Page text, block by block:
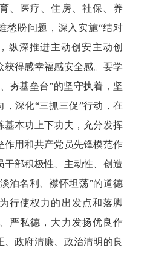
、医疗、住房、社保、养
愁盼问题，深入实施“结对
纵深推进主动创安主动创
获得感幸福感安全感。要学
夯基垒台”的坚守执着，坚
，深化“三抓三促”行动，在
基本功上下功夫，充分发挥
作用和共产党员先锋模范作
干部积极性、主动性、创造
泊名利、襟怀坦荡”的道德
行使权力的出发点和落脚
严私德，大力发扬优良作
、政府清廉、政治清明的良